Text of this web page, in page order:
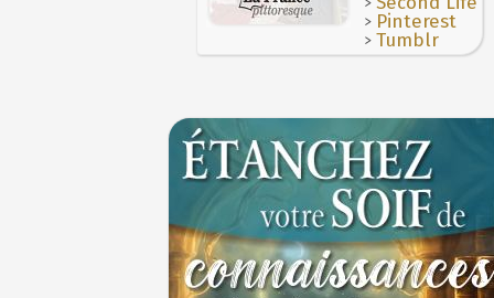
30 juin 1559 : Henri II est mortellement
coup de lance lors d’un tournoi
> Pinterest
>Tumblr